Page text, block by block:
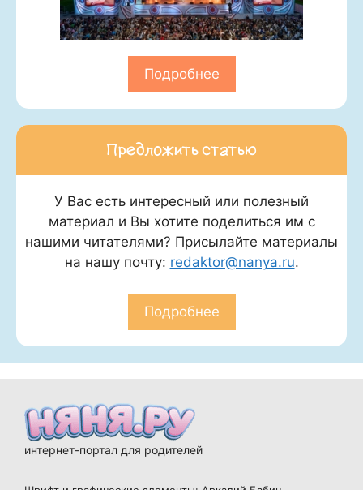
Подробнее
Предложить статью
У Вас есть интересный или полезный
материал и Вы хотите поделиться им с
нашими читателями? Присылайте материалы
на нашу почту: redaktor@nanya.ru.
Подробнее
интернет-портал для родителей